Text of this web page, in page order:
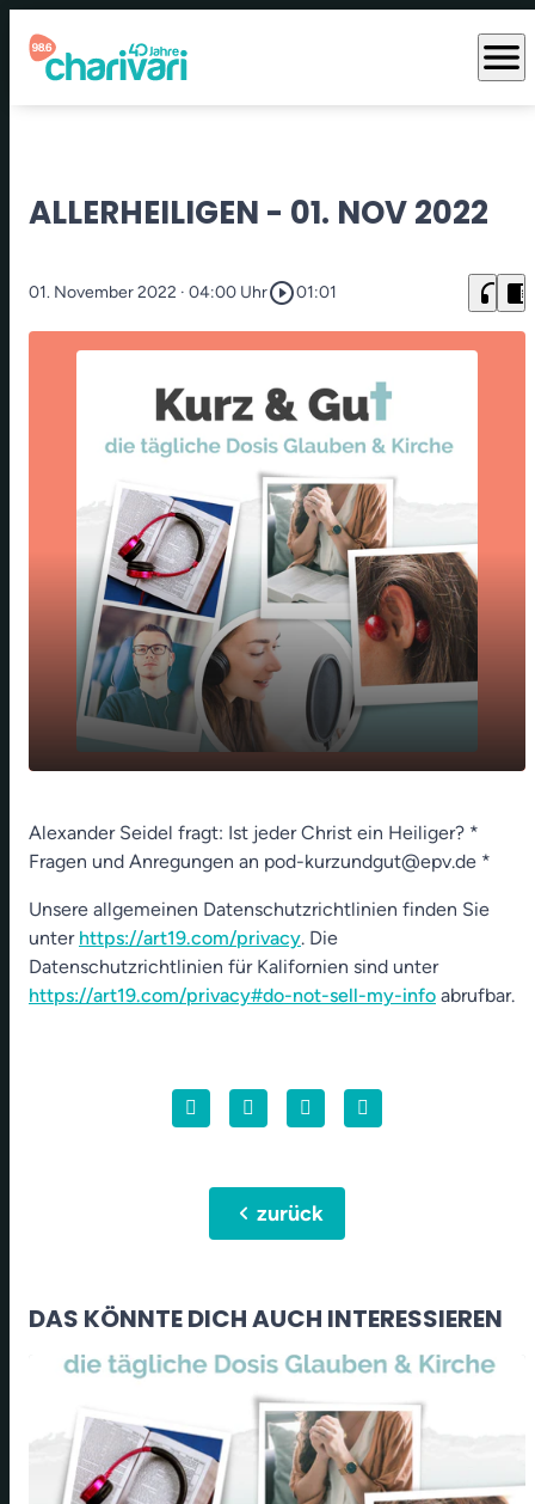
menu
ALLERHEILIGEN - 01. NOV 2022
01. November 2022 · 04:00 Uhrplay_circle_outline01:01 headphones chrome_reader_mode
play_arrow
00:00 01:01
Alexander Seidel fragt: Ist jeder Christ ein Heiliger? *
Fragen und Anregungen an pod-kurzundgut@epv.de *
Unsere allgemeinen Datenschutzrichtlinien finden Sie
unter https://art19.com/privacy. Die
Datenschutzrichtlinien für Kalifornien sind unter
https://art19.com/privacy#do-not-sell-my-info abrufbar.
chevron_leftzurück
DAS KÖNNTE DICH AUCH INTERESSIEREN